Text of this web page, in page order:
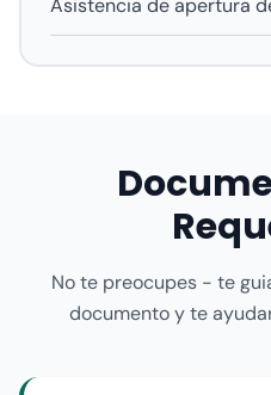
Asistencia de apertura
No te preocupes - te
documento y te